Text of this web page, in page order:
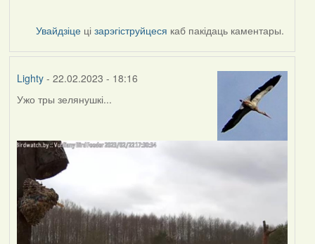
Увайдзіце цізарэгіструйцеся каб пакідаць каментары.
Lighty- 22.02.2023 - 18:16
Ужо тры зелянушкі...